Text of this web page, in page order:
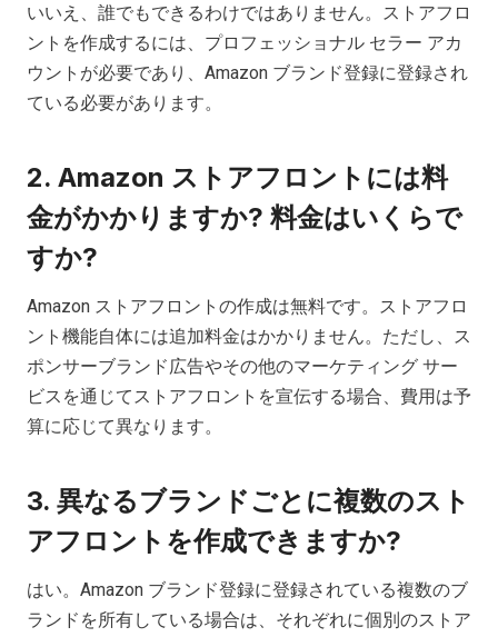
いいえ、誰でもできるわけではありません。ストアフロ
ントを作成するには、プロフェッショナル セラー アカ
ウントが必要であり、Amazon ブランド登録に登録され
ている必要があります。
2. Amazon ストアフロントには料
金がかかりますか? 料金はいくらで
すか?
Amazon ストアフロントの作成は無料です。ストアフロ
ント機能自体には追加料金はかかりません。ただし、ス
ポンサーブランド広告やその他のマーケティング サー
ビスを通じてストアフロントを宣伝する場合、費用は予
算に応じて異なります。
3. 異なるブランドごとに複数のスト
アフロントを作成できますか?
はい。Amazon ブランド登録に登録されている複数のブ
ランドを所有している場合は、それぞれに個別のストア